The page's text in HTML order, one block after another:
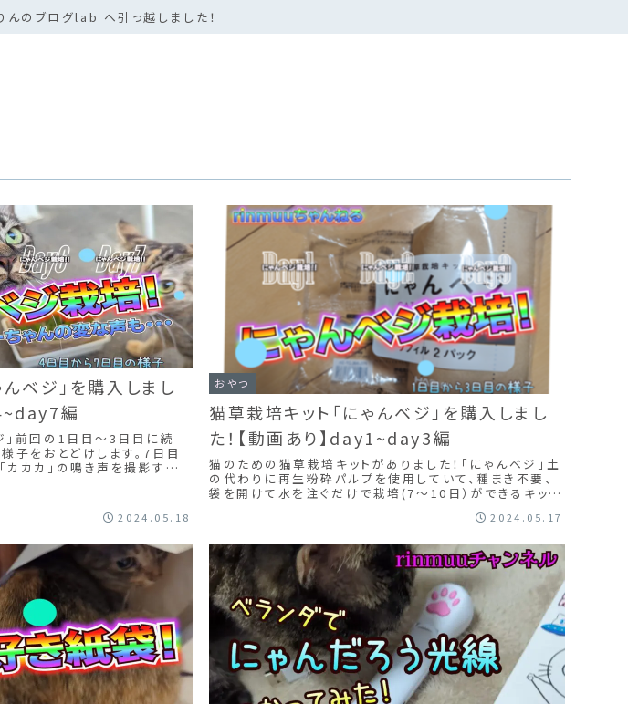
のブログlab へ引っ越しました！
ベジ」を購入しまし
編
」前回の1日目～3日目に続
子をおとどけします。7日目
カカカ」の鳴き声を撮影する
2024.05.18
おやつ
猫草栽培キット「にゃんベジ」を購入しまし
た！【動画あり】day1~day3編
猫のための猫草栽培キットがありました！「にゃんベジ」土
の代わりに再生粉砕パルプを使用していて、種まき不要、
袋を開けて水を注ぐだけで栽培(7～10日）ができるキット
をかけすぎると種が上に浮いてきちゃうんですよね。にゃ
2024.05.17